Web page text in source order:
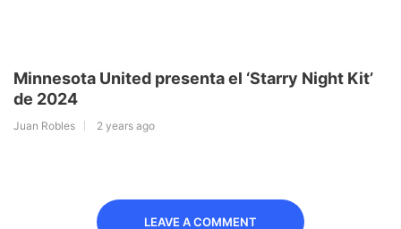
Minnesota United presenta el ‘Starry Night Kit’
de 2024
Juan Robles 2 years ago
LEAVE A COMMENT